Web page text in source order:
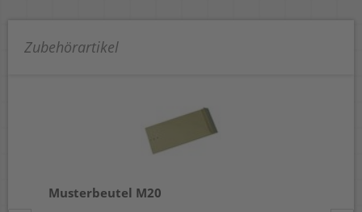
Zubehörartikel
Musterbeutel M20